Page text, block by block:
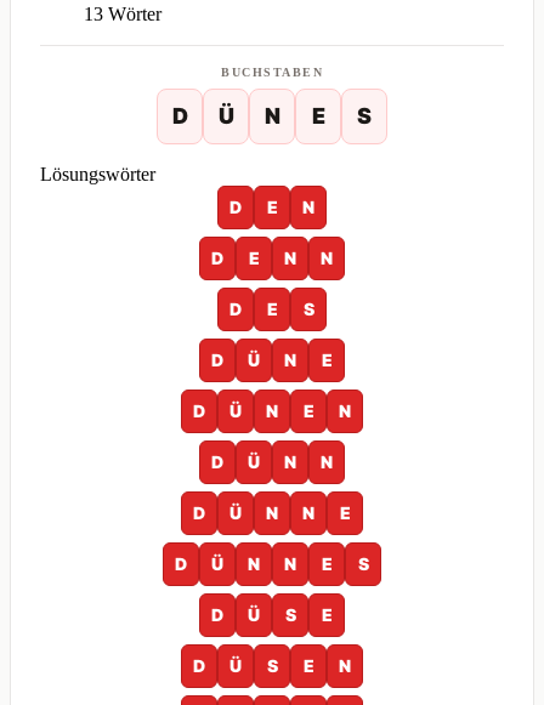
13 Wörter
BUCHSTABEN
D Ü N E S
Lösungswörter
D
E N
D E N N
D E S
D Ü N E
D Ü N E N
D Ü N N
D Ü N N E
D Ü N N E S
D Ü S E
D Ü S E N